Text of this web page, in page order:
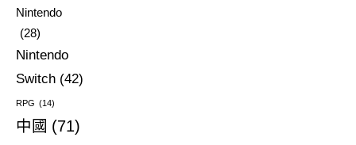
Nintendo
(28)
Nintendo
Switch (42)
RPG (14)
中國 (71)